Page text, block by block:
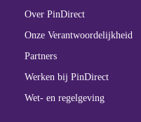
Over PinDirect
Onze Verantwoordelijkheid
Partners
Werken bij PinDirect
Wet- en regelgeving